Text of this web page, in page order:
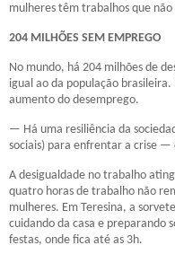
mulheres têm trabalhos que não
204 MILHÕES SEM EMPREGO
No mundo, há 204 milhões de
igual ao da população
aumento do desemprego.
— Há uma resiliência da
sociais) para enfrentar a crise —
A desigualdade no trabalho
quatro horas de trabalho não
mulheres. Em Teresina, a
cuidando da casa e preparando
festas, onde fica até as 3h.